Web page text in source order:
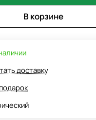
В корзине
доставку